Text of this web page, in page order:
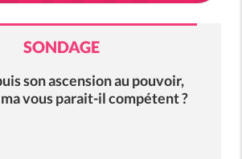
SONDAGE
son ascension au pouvoir,
vous parait-il compétent ?